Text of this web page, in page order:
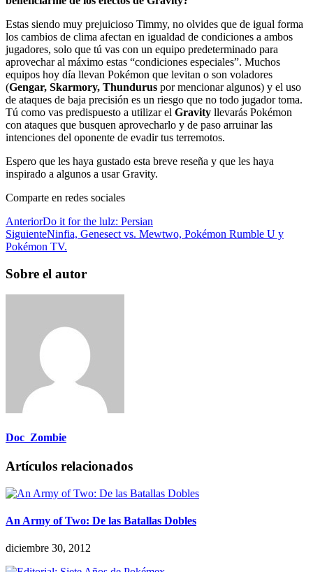
Estas siendo muy prejuicioso Timmy, no olvides que de igual forma
los cambios de clima afectan en igualdad de condiciones a ambos
jugadores, solo que tú vas con un equipo predeterminado para
aprovechar al máximo estas “condiciones especiales”. Muchos
equipos hoy día llevan Pokémon que levitan o son voladores
(Gengar, Skarmory, Thundurus por mencionar algunos) y el uso
de ataques de baja precisión es un riesgo que no todo jugador toma.
Tú como vas predispuesto a utilizar el Gravity llevarás Pokémon
con ataques que busquen aprovecharlo y de paso arruinar las
intenciones del oponente de evadir tus terremotos.
Espero que les haya gustado esta breve reseña y que les haya
inspirado a algunos a usar Gravity.
Comparte en redes sociales
AnteriorDo it for the lulz: Persian
SiguienteNinfia, Genesect vs. Mewtwo, Pokémon Rumble U y
Pokémon TV.
Sobre el autor
Doc_Zombie
Artículos relacionados
An Army of Two: De las Batallas Dobles
diciembre 30, 2012